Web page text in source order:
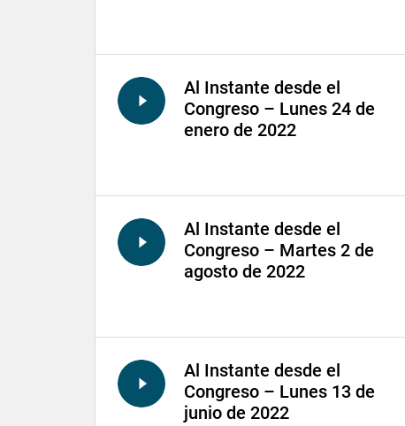
Al Instante desde el
Congreso – Lunes 24 de
enero de 2022
Al Instante desde el
Congreso – Martes 2 de
agosto de 2022
Al Instante desde el
Congreso – Lunes 13 de
junio de 2022